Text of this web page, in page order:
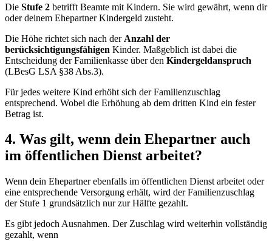
Die Stufe 2 betrifft Beamte mit Kindern. Sie wird gewährt, wenn dir
oder deinem Ehepartner Kindergeld zusteht.
Die Höhe richtet sich nach der Anzahl der
berücksichtigungsfähigen Kinder. Maßgeblich ist dabei die
Entscheidung der Familienkasse über den Kindergeldanspruch
(LBesG LSA §38 Abs.3).
Für jedes weitere Kind erhöht sich der Familienzuschlag
entsprechend. Wobei die Erhöhung ab dem dritten Kind ein fester
Betrag ist.
4. Was gilt, wenn dein Ehepartner auch
im öffentlichen Dienst arbeitet?
Wenn dein Ehepartner ebenfalls im öffentlichen Dienst arbeitet oder
eine entsprechende Versorgung erhält, wird der Familienzuschlag
der Stufe 1 grundsätzlich nur zur Hälfte gezahlt.
Es gibt jedoch Ausnahmen. Der Zuschlag wird weiterhin vollständig
gezahlt, wenn